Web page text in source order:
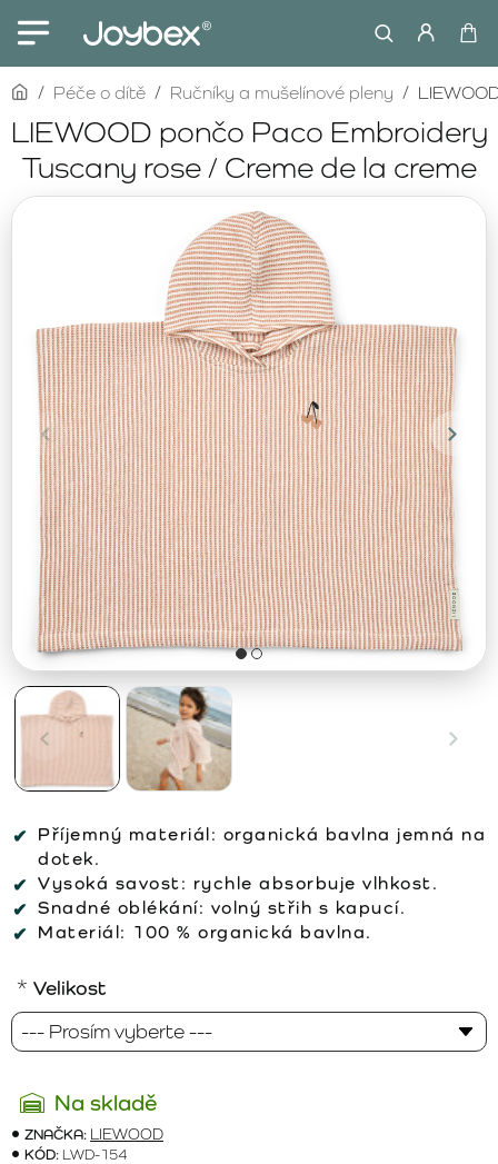
LIEWOOD pončo Paco Embroidery
Tuscany rose / Creme de la creme
homePéče o dítě Ručníky a mušelínové pleny
Příjemný materiál: organická bavlna jemná na
dotek.
Vysoká savost: rychle absorbuje vlhkost.
Snadné oblékání: volný střih s kapucí.
Materiál: 100 % organická bavlna.
Na skladě
ZNAČKA: LIEWOOD
KÓD: LWD-154
Velikost